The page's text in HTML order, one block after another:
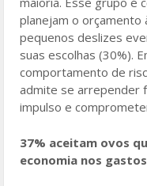
planejam o orçamento
pequenos deslizes
suas escolhas (30%).
comportamento de
admite se arrepender
impulso e
37% aceitam ovos
economia nos gastos